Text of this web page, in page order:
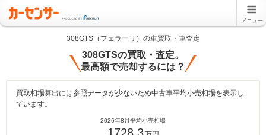
メニュー
308GTS（フェラーリ）の車買取・車査定
308GTSの買取・査定。
最高額で売却するには？
買取相場算出には参照データが少ないため中古車平均小売相場を表示し
ています。
2026年8月平均小売相場